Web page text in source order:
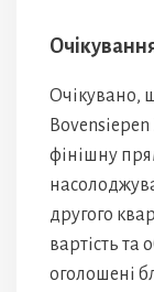
Очікувано,
фінішну
другого
вартість та
оголошені